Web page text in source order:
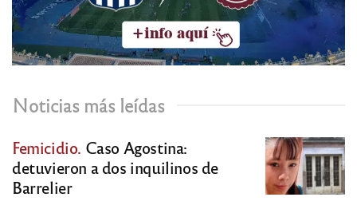
Noticias más leídas
Femicidio. Caso Agostina:
detuvieron a dos inquilinos de
Barrelier